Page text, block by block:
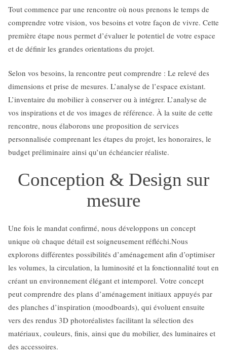
Tout commence par une rencontre où nous prenons le temps de
comprendre votre vision, vos besoins et votre façon de vivre. Cette
première étape nous permet d’évaluer le potentiel de votre espace
et de définir les grandes orientations du projet.
Selon vos besoins, la rencontre peut comprendre : Le relevé des
dimensions et prise de mesures. L’analyse de l’espace existant.
L’inventaire du mobilier à conserver ou à intégrer. L’analyse de
vos inspirations et de vos images de référence. À la suite de cette
rencontre, nous élaborons une proposition de services
personnalisée comprenant les étapes du projet, les honoraires, le
budget préliminaire ainsi qu’un échéancier réaliste.
Conception & Design sur
mesure
Une fois le mandat confirmé, nous développons un concept
unique où chaque détail est soigneusement réfléchi.Nous
explorons différentes possibilités d’aménagement afin d’optimiser
les volumes, la circulation, la luminosité et la fonctionnalité tout en
créant un environnement élégant et intemporel. Votre concept
peut comprendre des plans d’aménagement initiaux appuyés par
des planches d’inspiration (moodboards), qui évoluent ensuite
vers des rendus 3D photoréalistes facilitant la sélection des
matériaux, couleurs, finis, ainsi que du mobilier, des luminaires et
des accessoires.